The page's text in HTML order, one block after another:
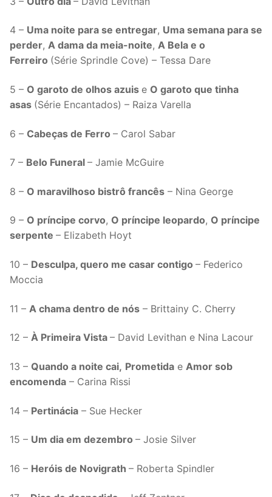
4 – Uma noite para se entregar, Uma semana para se
perder, A dama da meia-noite, A Bela e o
Ferreiro (Série Sprindle Cove) – Tessa Dare
5 – O garoto de olhos azuis e O garoto que tinha
asas (Série Encantados) – Raiza Varella
6 – Cabeças de Ferro – Carol Sabar
7 – Belo Funeral – Jamie McGuire
8 – O maravilhoso bistrô francês – Nina George
9 – O príncipe corvo, O príncipe leopardo, O príncipe
serpente – Elizabeth Hoyt
10 – Desculpa, quero me casar contigo – Federico
Moccia
11 – A chama dentro de nós – Brittainy C. Cherry
12 – À Primeira Vista – David Levithan e Nina Lacour
13 – Quando a noite cai, Prometida e Amor sob
encomenda – Carina Rissi
14 – Pertinácia – Sue Hecker
15 – Um dia em dezembro – Josie Silver
16 – Heróis de Novigrath – Roberta Spindler